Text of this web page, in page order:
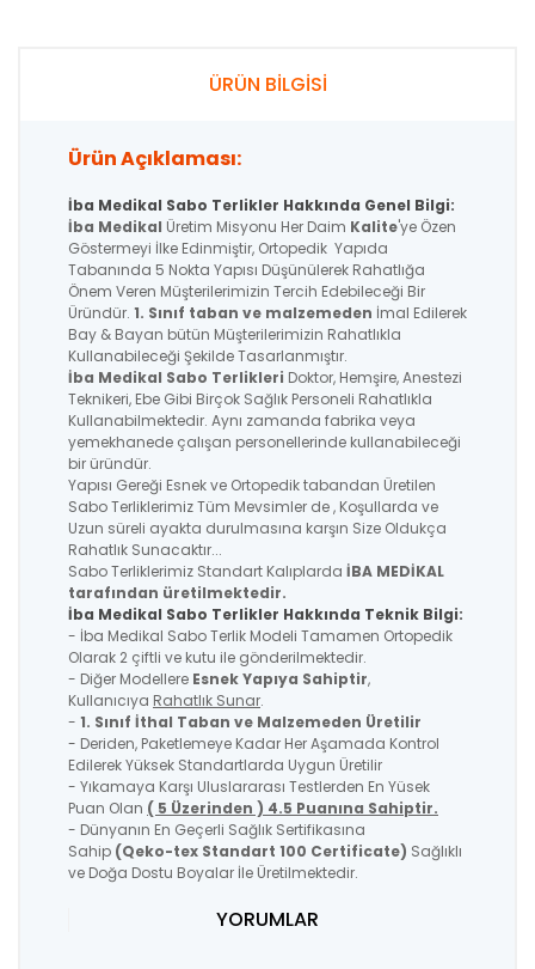
ÜRÜN BİLGİSİ
Ürün Açıklaması:
İba Medikal Sabo Terlikler Hakkında Genel Bilgi:
İba Medikal Üretim Misyonu Her Daim Kalite'ye Özen
Göstermeyi İlke Edinmiştir, Ortopedik Yapıda
Tabanında 5 Nokta Yapısı Düşünülerek Rahatlığa
Önem Veren Müşterilerimizin Tercih Edebileceği Bir
Üründür. 1. Sınıf taban ve malzemeden İmal Edilerek
Bay & Bayan bütün Müşterilerimizin Rahatlıkla
Kullanabileceği Şekilde Tasarlanmıştır.
İba Medikal Sabo Terlikleri Doktor, Hemşire, Anestezi
Teknikeri, Ebe Gibi Birçok Sağlık Personeli Rahatlıkla
Kullanabilmektedir. Aynı zamanda fabrika veya
yemekhanede çalışan personellerinde kullanabileceği
bir üründür.
Yapısı Gereği Esnek ve Ortopedik tabandan Üretilen
Sabo Terliklerimiz Tüm Mevsimler de , Koşullarda ve
Uzun süreli ayakta durulmasına karşın Size Oldukça
Rahatlık Sunacaktır...
Sabo Terliklerimiz Standart Kalıplarda İBA MEDİKAL
tarafından üretilmektedir.
İba Medikal Sabo Terlikler Hakkında Teknik Bilgi:
- İba Medikal Sabo Terlik Modeli Tamamen Ortopedik
Olarak 2 çiftli ve kutu ile gönderilmektedir.
- Diğer Modellere Esnek Yapıya Sahiptir,
Kullanıcıya Rahatlık Sunar.
- 1. Sınıf İthal Taban ve Malzemeden Üretilir
- Deriden, Paketlemeye Kadar Her Aşamada Kontrol
Edilerek Yüksek Standartlarda Uygun Üretilir
- Yıkamaya Karşı Uluslararası Testlerden En Yüsek
Puan Olan ( 5 Üzerinden ) 4.5 Puanına Sahiptir.
- Dünyanın En Geçerli Sağlık Sertifikasına
Sahip (Qeko-tex Standart 100 Certificate) Sağlıklı
ve Doğa Dostu Boyalar İle Üretilmektedir.
YORUMLAR